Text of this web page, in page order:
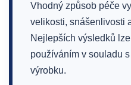
Vhodný způsob péče
velikosti, snášenlivosti
Nejlepších výsledků
používáním v souladu
výrobku.